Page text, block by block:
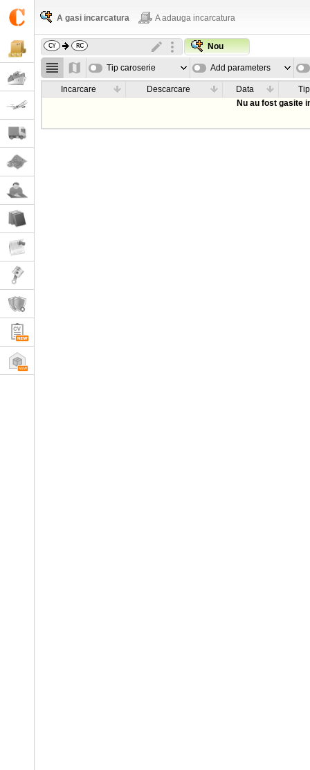
A gasi incarcatura A adauga incarcatura
Nou
Tip caroserie Add parameters
Incarcare Descarcare Data
Nu au fost gasite